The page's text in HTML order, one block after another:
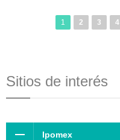
1 2 3 4
Sitios de interés
Ipomex